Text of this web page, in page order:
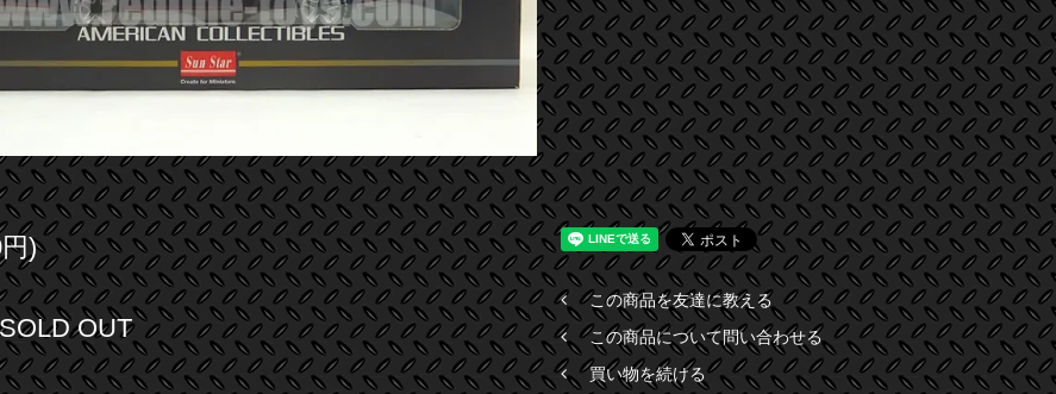
)
OUT
この商品を友達に教える
この商品について問い合わせる
買い物を続ける